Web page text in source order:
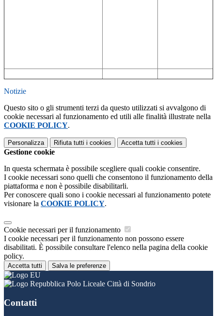
Notizie
Questo sito o gli strumenti terzi da questo utilizzati si avvalgono di
cookie necessari al funzionamento ed utili alle finalità illustrate nella
COOKIE POLICY.
Personalizza Rifiuta tutti i cookies Accetta tutti i cookies
Gestione cookie
In questa schermata è possibile scegliere quali cookie consentire.
I cookie necessari sono quelli che consentono il funzionamento della
piattaforma e non è possibile disabilitarli.
Per conoscere quali sono i cookie necessari al funzionamento potete
visionare la COOKIE POLICY.
Cookie necessari per il funzionamento
I cookie necessari per il funzionamento non possono essere
disabilitati. È possibile consultare l'elenco nella pagina della cookie
policy.
Accetta tutti Salva le preferenze
Polo Liceale Città di Sondrio
Contatti